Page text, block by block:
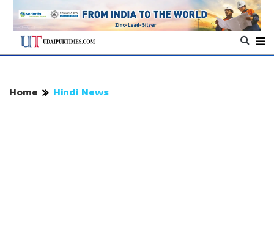
Home Hindi News